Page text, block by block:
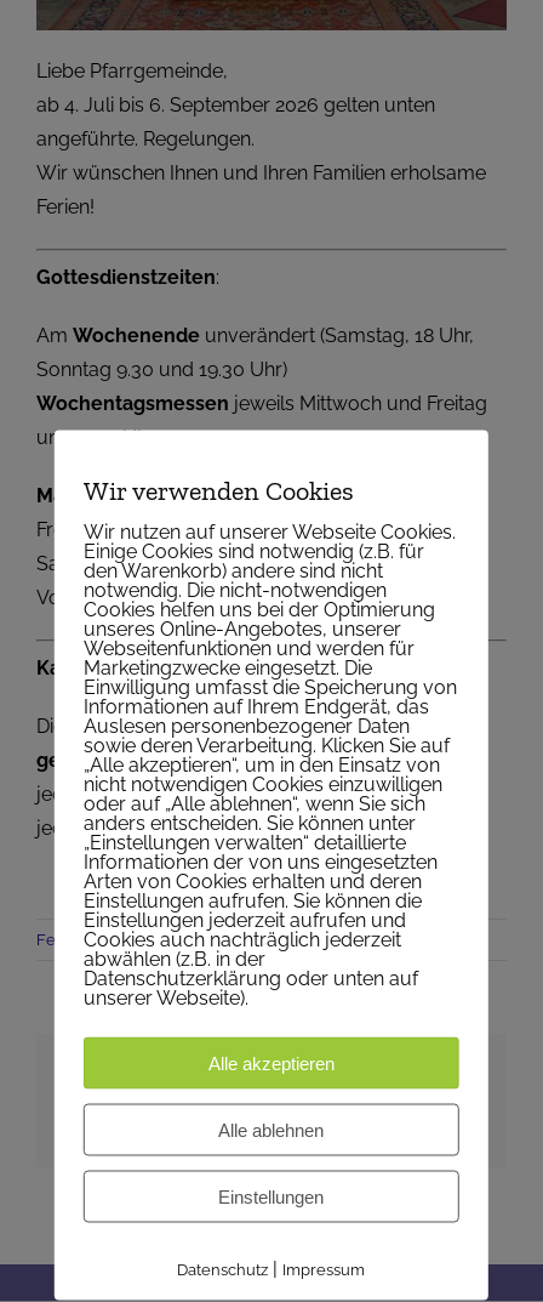
Liebe Pfarrgemeinde,
ab 4. Juli bis 6. September 2026 gelten unten
angeführte. Regelungen.
Wir wünschen Ihnen und Ihren Familien erholsame
Ferien!
Gottesdienstzeiten:
Am Wochenendeunverändert (Samstag, 18 Uhr,
Sonntag 9.30 und 19.30 Uhr)
Wochentagsmessen jeweils Mittwoch und Freitag
um 18.30 Uhr
Maria Himmelfahrt:
Freitag 14.8. Vorabendmesse um 18:30 Uhr
Samstag 15.8. Hl. Messe um 9:30 Uhr
Vorabendmesse für 16..8 um 18:00 Uhr
Kanzleiöffnungszeiten:
Die Pfarrkanzleiistvom 8.8. bis 23.8.2026
geschlossensonst
jedenDienstag, 9:00-12:00Uhr und
jedenDonnerstag, 16:00-18:00Uhr geöffnet.
Ferien,Gottesdienste ,Kanzlei,OnTop | 0 Kommentare
Artikel teilen
X Pinterest
Wir verwenden Cookies
Wir nutzen auf unserer Webseite Cookies.
Einige Cookies sind notwendig (z.B. für
den Warenkorb) andere sind nicht
notwendig. Die nicht-notwendigen
Cookies helfen uns bei der Optimierung
unseres Online-Angebotes, unserer
Webseitenfunktionen und werden für
Marketingzwecke eingesetzt. Die
Einwilligung umfasst die Speicherung von
Informationen auf Ihrem Endgerät, das
Auslesen personenbezogener Daten
sowie deren Verarbeitung. Klicken Sie auf
„Alle akzeptieren“, um in den Einsatz von
nicht notwendigen Cookies einzuwilligen
oder auf „Alle ablehnen“, wenn Sie sich
anders entscheiden. Sie können unter
„Einstellungen verwalten“ detaillierte
Informationen der von uns eingesetzten
Arten von Cookies erhalten und deren
Einstellungen aufrufen. Sie können die
Einstellungen jederzeit aufrufen und
Cookies auch nachträglich jederzeit
abwählen (z.B. in der
Datenschutzerklärung oder unten auf
unserer Webseite).
Alle akzeptieren
Alle ablehnen
Einstellungen
Datenschutz | Impressum